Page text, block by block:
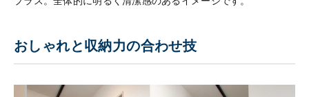
おしゃれと収納力の合わせ技